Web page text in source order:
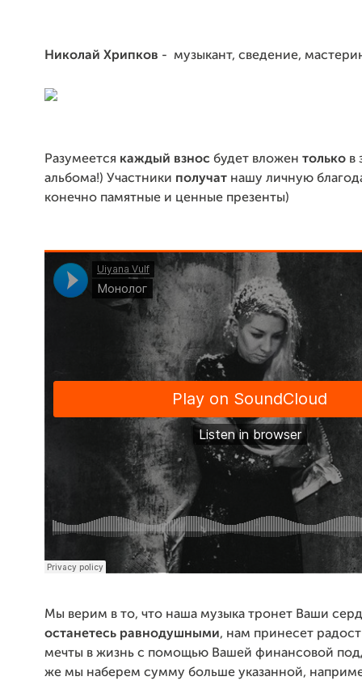
Николай Хрипков - музыкант, сведение,
Разумеется каждый взнос будет вложен только в
альбома!) Участники получат нашу личную
конечно памятные и ценные презенты)
Мы верим в то, что наша музыка тронет Ваши
останетесь равнодушными, нам принесет
мечты в жизнь с помощью Вашей финансовой
же мы наберем сумму больше указанной,